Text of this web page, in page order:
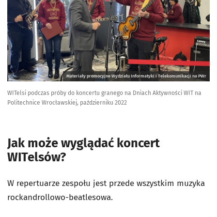
Materiały promocyjne Wydziału Informatyki i Telekomunikacji na PWr
WITelsi podczas próby do koncertu granego na Dniach Aktywności WIT na
Politechnice Wrocławskiej, październiku 2022
Jak może wyglądać koncert
WITelsów?
W repertuarze zespołu jest przede wszystkim muzyka
rockandrollowo-beatlesowa.